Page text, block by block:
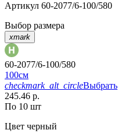
Артикул 60-2077/6-100/580
Выбор размера
xmark
60-2077/6-100/580
100см
checkmark_alt_circleВыбрать
245.46 р.
По 10 шт
Цвет черный